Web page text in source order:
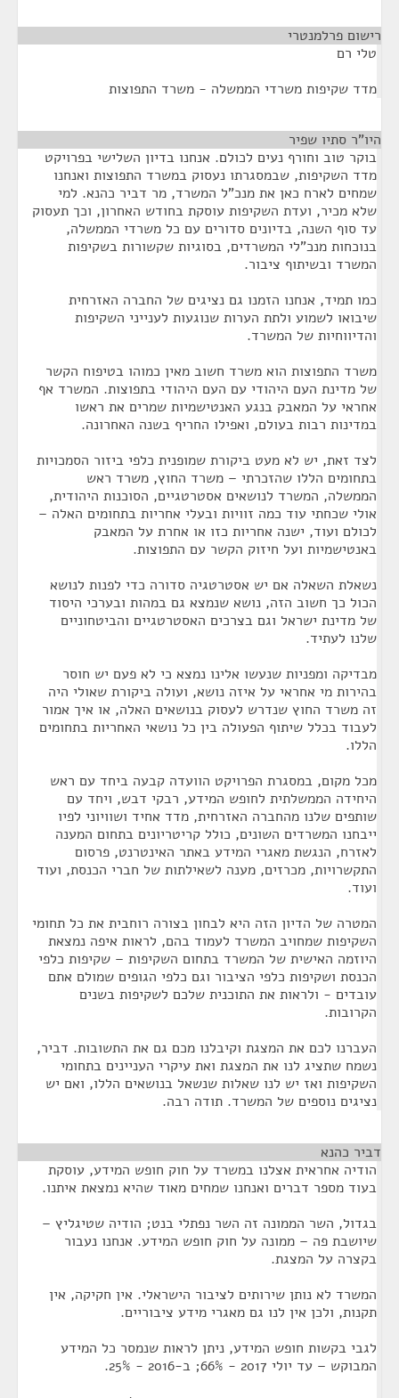
רישום פרלמנטרי
טלי רם
מדד שקיפות משרדי הממשלה - משרד התפוצות
היו"ר סתיו שפיר
בוקר טוב וחורף נעים לכולם. אנחנו בדיון השלישי בפרויקט
מדד השקיפות, שבמסגרתו נעסוק במשרד התפוצות ואנחנו
שמחים לארח כאן את מנכ"ל המשרד, מר דביר כהנא. למי
שלא מכיר, ועדת השקיפות עוסקת בחודש האחרון, וכך תעסוק
עד סוף השנה, בדיונים סדורים עם כל משרדי הממשלה,
בנוכחות מנכ"לי המשרדים, בסוגיות שקשורות בשקיפות
המשרד ובשיתוף ציבור.
כמו תמיד, אנחנו הזמנו גם נציגים של החברה האזרחית
שיבואו לשמוע ולתת הערות שנוגעות לענייני השקיפות
והדיווחיות של המשרד.
משרד התפוצות הוא משרד חשוב מאין כמוהו בטיפוח הקשר
של מדינת העם היהודי עם העם היהודי בתפוצות. המשרד אף
אחראי על המאבק בנגע האנטישמיות שמרים את ראשו
במדינות רבות בעולם, ואפילו החריף בשנה האחרונה.
לצד זאת, יש לא מעט ביקורת שמופנית כלפי ביזור הסמכויות
בתחומים הללו שהזכרתי – משרד החוץ, משרד ראש
הממשלה, המשרד לנושאים אסטרטגיים, הסוכנות היהודית,
אולי שכחתי עוד כמה זוויות ובעלי אחריות בתחומים האלה –
לכולם ועוד, ישנה אחריות כזו או אחרת על המאבק
באנטישמיות ועל חיזוק הקשר עם התפוצות.
נשאלת השאלה אם יש אסטרטגיה סדורה כדי לפנות לנושא
הכול כך חשוב הזה, נושא שנמצא גם במהות ובערכי היסוד
של מדינת ישראל וגם בצרכים האסטרטגיים והביטחוניים
שלנו לעתיד.
מבדיקה ומפניות שנעשו אלינו נמצא כי לא פעם יש חוסר
בהירות מי אחראי על איזה נושא, ועולה ביקורת שאולי היה
זה משרד החוץ שנדרש לעסוק בנושאים האלה, או איך אמור
לעבוד בכלל שיתוף הפעולה בין כל נושאי האחריות בתחומים
הללו.
מכל מקום, במסגרת הפרויקט הוועדה קבעה ביחד עם ראש
היחידה הממשלתית לחופש המידע, רבקי דבש, ויחד עם
שותפים שלנו מהחברה האזרחית, מדד אחיד ושוויוני לפיו
ייבחנו המשרדים השונים, כולל קריטריונים בתחום המענה
לאזרח, הנגשת מאגרי המידע באתר האינטרנט, פרסום
התקשרויות, מכרזים, מענה לשאילתות של חברי הכנסת, ועוד
ועוד.
המטרה של הדיון הזה היא לבחון בצורה רוחבית את כל תחומי
השקיפות שמחויב המשרד לעמוד בהם, לראות איפה נמצאת
היוזמה האישית של המשרד בתחום השקיפות – שקיפות כלפי
הכנסת ושקיפות כלפי הציבור וגם כלפי הגופים שמולם אתם
עובדים - ולראות את התוכנית שלכם לשקיפות בשנים
הקרובות.
העברנו לכם את המצגת וקיבלנו מכם גם את התשובות. דביר,
נשמח שתציג לנו את המצגת ואת עיקרי העניינים בתחומי
השקיפות ואז יש לנו שאלות שנשאל בנושאים הללו, ואם יש
נציגים נוספים של המשרד. תודה רבה.
דביר כהנא
הודיה אחראית אצלנו במשרד על חוק חופש המידע, עוסקת
בעוד מספר דברים ואנחנו שמחים מאוד שהיא נמצאת איתנו.
בגדול, השר הממונה זה השר נפתלי בנט; הודיה שטיגליץ –
שיושבת פה – ממונה על חוק חופש המידע. אנחנו נעבור
בקצרה על המצגת.
המשרד לא נותן שירותים לציבור הישראלי. אין חקיקה, אין
תקנות, ולכן אין לנו גם מאגרי מידע ציבוריים.
לגבי בקשות חופש המידע, ניתן לראות שנמסר כל המידע
המבוקש – עד יולי 2017 - 66%; ב-2016 - 25%.